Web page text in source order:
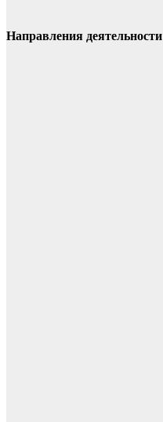
Направления деятельности